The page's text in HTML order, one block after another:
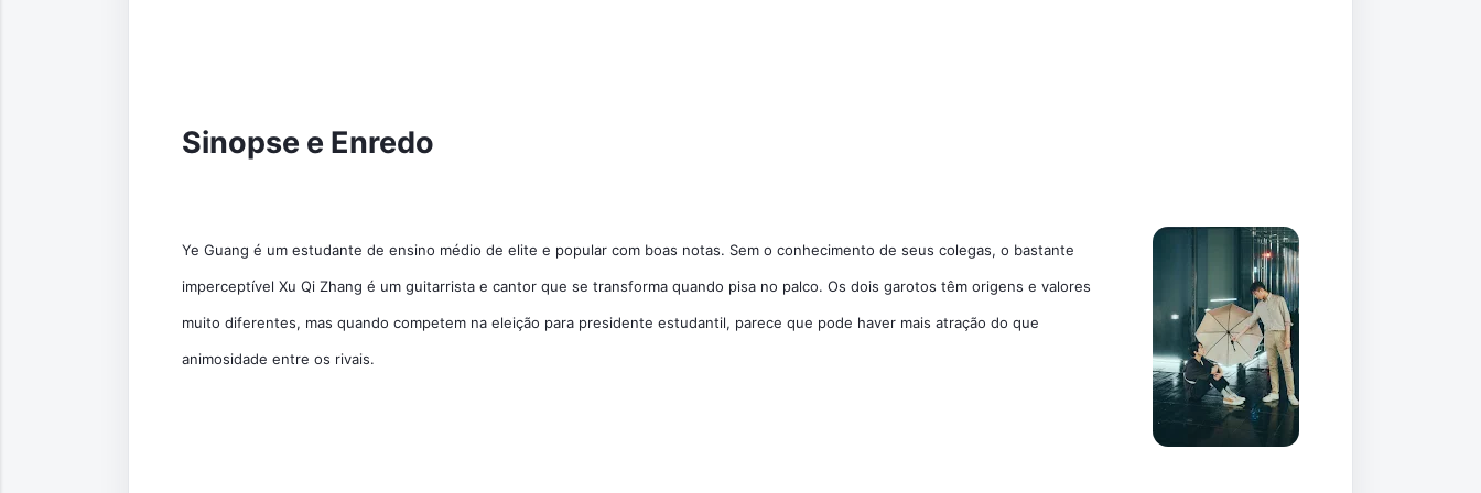
Sinopse e Enredo
Ye Guang é um estudante de ensino médio de elite e popular com boas notas. Sem o conhecimento de seus colegas, o bastante
imperceptível Xu Qi Zhang é um guitarrista e cantor que se transforma quando pisa no palco. Os dois garotos têm origens e valores
muito diferentes, mas quando competem na eleição para presidente estudantil, parece que pode haver mais atração do que
animosidade entre os rivais.